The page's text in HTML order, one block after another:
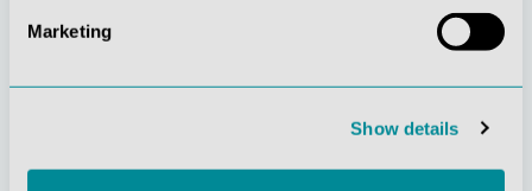
Marketing
Show details
Qualität